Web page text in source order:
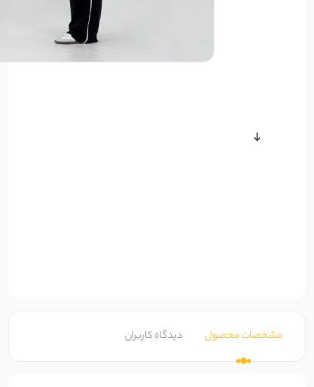
مشخصات محصول دیدگاه کاربران